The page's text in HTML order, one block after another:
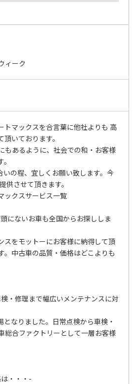
ィーク
トマックスを合言葉に他社よりも 高
いております。
もあるように、社会での和・お客様
いの程、宜しくお願い致します。今
供させて頂きます。
ックスサービス一覧
にないお車も全国からお探ししま
スをモットーにお客様に納得して頂
。中古車の品質・価格はどこよりも
・修理まで幅広いメンテナンスに対
なりました。日常点検から車検・
総合ファクトリーとして一層お客様
・・・-